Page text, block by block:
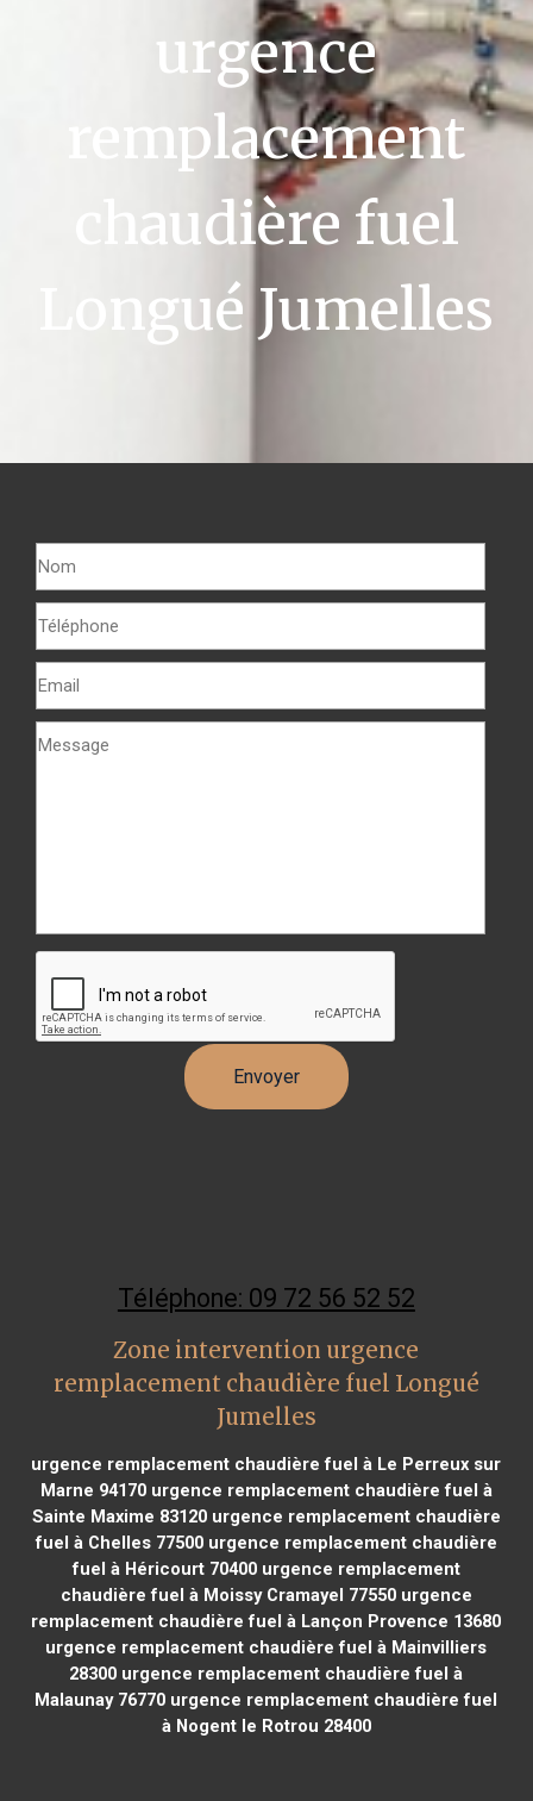
urgence
remplacement
chaudière fuel
Longué Jumelles
Téléphone: 09 72 56 52 52
Zone intervention urgence
remplacement chaudière fuel Longué
Jumelles
urgence remplacement chaudière fuel à Le Perreux sur
Marne 94170urgence remplacement chaudière fuel à
Sainte Maxime 83120urgence remplacement chaudière
fuel à Chelles 77500urgence remplacement chaudière
fuel à Héricourt 70400urgence remplacement
chaudière fuel à Moissy Cramayel 77550urgence
remplacement chaudière fuel à Lançon Provence 13680
urgence remplacement chaudière fuel à Mainvilliers
28300 urgence remplacement chaudière fuel à
Malaunay 76770 urgence remplacement chaudière fuel
à Nogent le Rotrou 28400